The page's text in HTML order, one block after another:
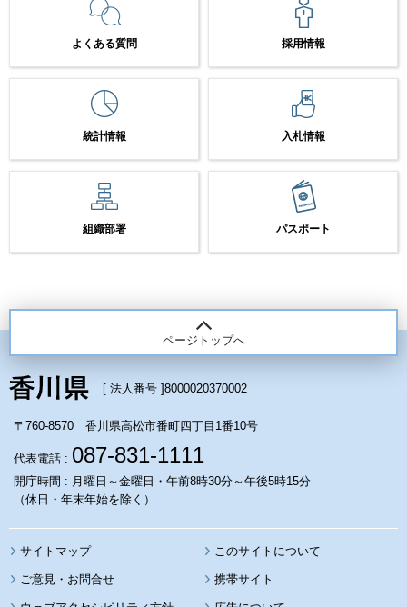
よくある質問 採用情報
統計情報 入札情報
組織部署 パスポート
ページトップへ
[ 法人番号 ]8000020370002
〒760-8570 香川県高松市番町四丁目1番10号
代表電話 : 087-831-1111
開庁時間 : 月曜日～金曜日・午前8時30分～午後5時15分
（休日・年末年始を除く）
サイトマップ このサイトについて
携帯サイト